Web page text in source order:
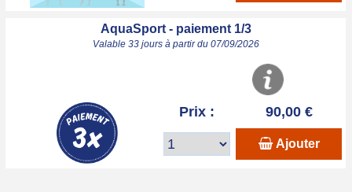
AquaSport - paiement 1/3
Valable 33 jours à partir du 07/09/2026
Prix : 90,00 €
Ajouter